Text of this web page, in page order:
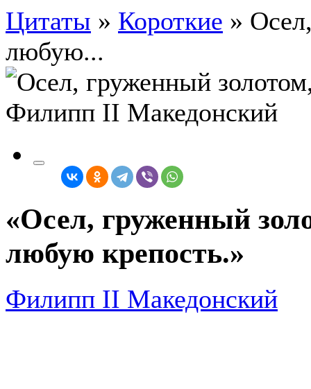
Цитаты » Короткие »
любую...
«Осел, груженный
любую крепость.»
Филипп II Македонский